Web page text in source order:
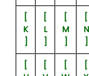
[
K
]
[
L
]
[
M
]
[
N
]
[
[
[
[